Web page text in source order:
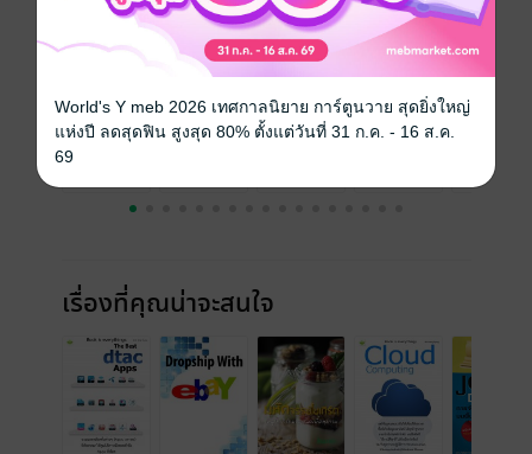
ฉบับย้อนหลัง
เรื่องที่คุณน่าจะสนใจ
World's Y meb 2026 เทศกาลนิยาย การ์ตูนวาย สุดยิ่งใหญ่
แห่งปี ลดสุดฟิน สูงสุด 80% ตั้งแต่วันที่ 31 ก.ค. - 16 ส.ค.
69